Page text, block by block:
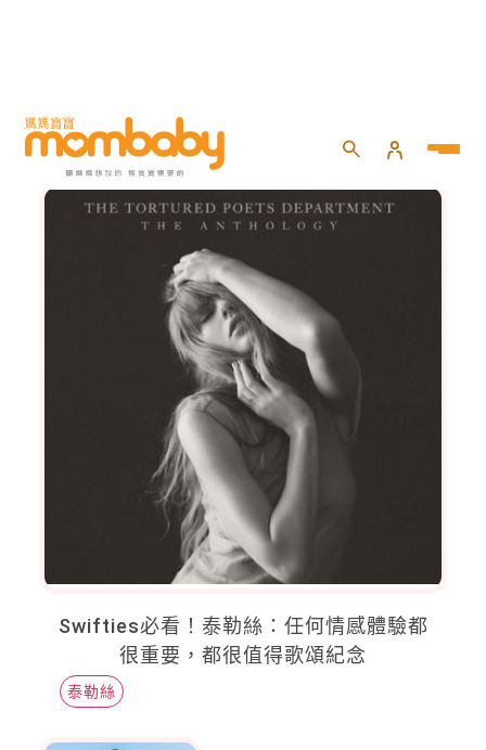
健康百寶箱
Swifties必看！泰勒絲：任何情感體驗都
很重要，都很值得歌頌紀念
泰勒絲